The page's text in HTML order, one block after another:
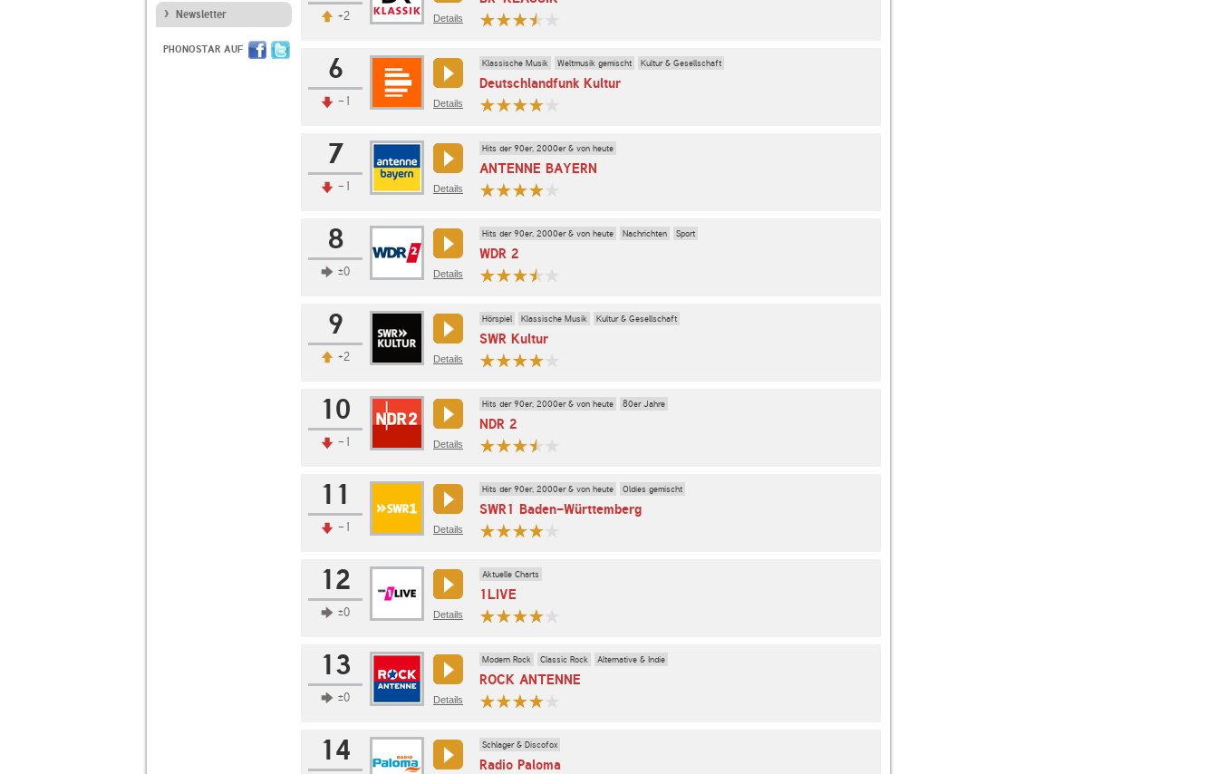
Newsletter
PHONOSTAR AUF
+2 Details
6
-1 Details
Klassische Musik Weltmusik gemischt Kultur & Gesellschaft
Deutschlandfunk Kultur
7
-1 Details
Hits der 90er, 2000er & von heute
ANTENNE BAYERN
8
±0 Details
Hits der 90er, 2000er & von heute Nachrichten Sport
WDR 2
9
+2 Details
Hörspiel Klassische Musik Kultur & Gesellschaft
SWR Kultur
10
-1 Details
Hits der 90er, 2000er & von heute 80er Jahre
NDR 2
11
-1 Details
Hits der 90er, 2000er & von heute Oldies gemischt
SWR1 Baden-Württemberg
12
±0 Details
Aktuelle Charts
1LIVE
13
±0 Details
Modern Rock Classic Rock Alternative & Indie
ROCK ANTENNE
14 Schlager & Discofox
Radio Paloma